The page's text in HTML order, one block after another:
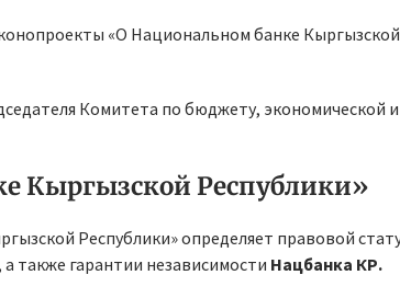
«О Национальном банке
Комитета по бюджету, экономической
Кыргызской Республики»
Республики» определяет правовой
также гарантии независимости Нацбанка КР.